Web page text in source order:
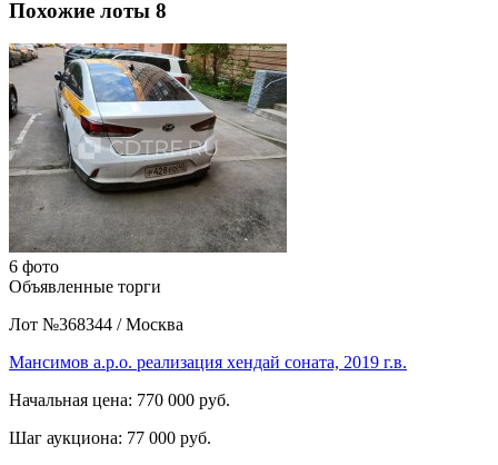
Похожие лоты 8
6 фото
Объявленные торги
Лот №368344 / Москва
Мансимов а.р.о. реализация хендай соната, 2019 г.в.
Начальная цена: 770 000 руб.
Шаг аукциона: 77 000 руб.